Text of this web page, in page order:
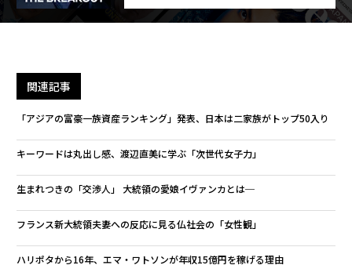
関連記事
「アジアの富豪一族資産ランキング」発表、日本は二家族がトップ50入り
キーワードは丸出し感、渡辺直美に学ぶ「次世代女子力」
生まれつきの「交渉人」 大統領の愛娘イヴァンカとは─
フランス新大統領夫妻への反応に見る仏社会の「女性観」
ハリポタから16年、エマ・ワトソンが年収15億円を稼げる理由